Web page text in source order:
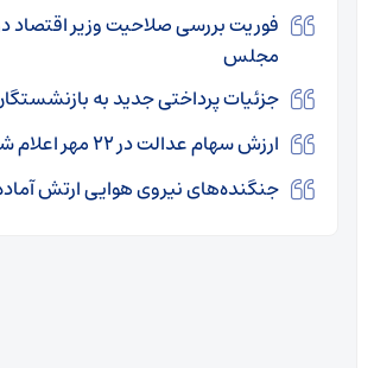
فوریت بررسی صلاحیت وزیر اقتصاد
مجلس
جزئیات پرداختی جدید به
ارزش سهام عدالت در ۲۲ مهر اعلام شد + جدول ها
جنگنده‌های نیروی هوایی ارتش